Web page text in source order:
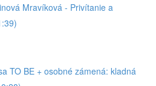
Mravíková - Privítanie a
TO BE + osobné zámená: kladná